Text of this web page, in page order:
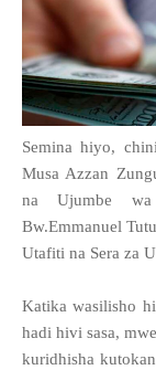
Semina hiyo,
Musa Azzan
na Ujumbe
Bw.Emmanuel
Utafiti na Sera za
Katika wasilisho
hadi hivi sasa,
kuridhisha